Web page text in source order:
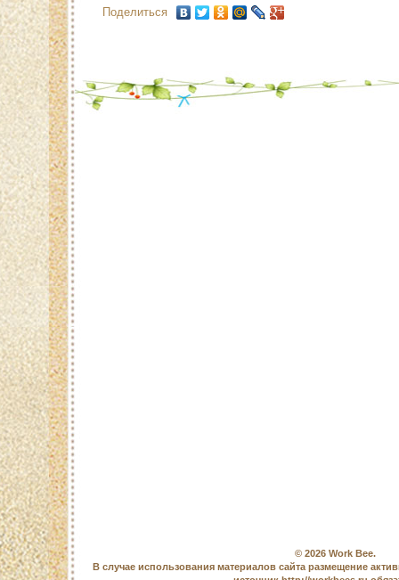
Поделиться
© 2026 Work Bee.
В случае использования материалов сайта размещение